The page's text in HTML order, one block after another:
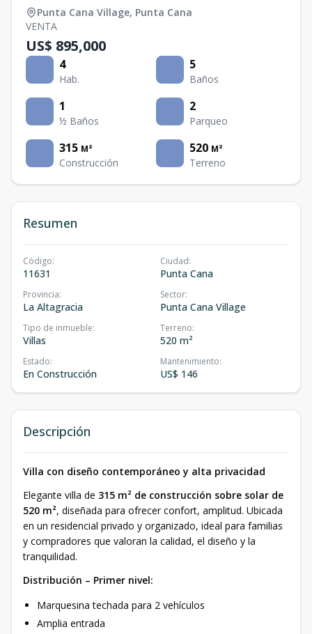
Punta Cana Village, Punta Cana
VENTA
US$ 895,000
4
Hab.
5
Baños
1
½ Baños
2
Parqueo
315 M²
Construcción
520 M²
Terreno
Resumen
Código:
11631
Ciudad:
Punta Cana
Provincia:
La Altagracia
Sector:
Punta Cana Village
Tipo de inmueble:
Villas
Terreno:
520 m²
Estado:
En Construcción
Mantenimiento:
US$ 146
Descripción
Villa con diseño contemporáneo y alta privacidad
Elegante villa de 315 m² de construcción sobre solar de
520 m², diseñada para ofrecer confort, amplitud. Ubicada
en un residencial privado y organizado, ideal para familias
y compradores que valoran la calidad, el diseño y la
tranquilidad.
Distribución – Primer nivel:
Marquesina techada para 2 vehículos
Amplia entrada